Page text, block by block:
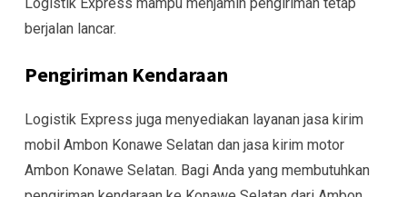
berjalan lancar.
Pengiriman Kendaraan
Logistik Express juga menyediakan layanan jasa kirim
mobil Ambon Konawe Selatan dan jasa kirim motor
Ambon Konawe Selatan. Bagi Anda yang membutuhkan